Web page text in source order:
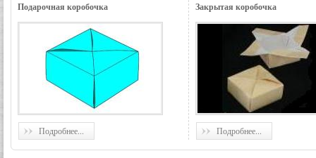
Подарочная коробочка
Подробнее...
Закрытая коробочка
Подробнее...